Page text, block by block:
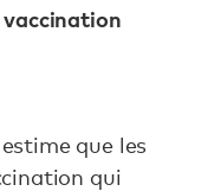
vaccination
que les
qui